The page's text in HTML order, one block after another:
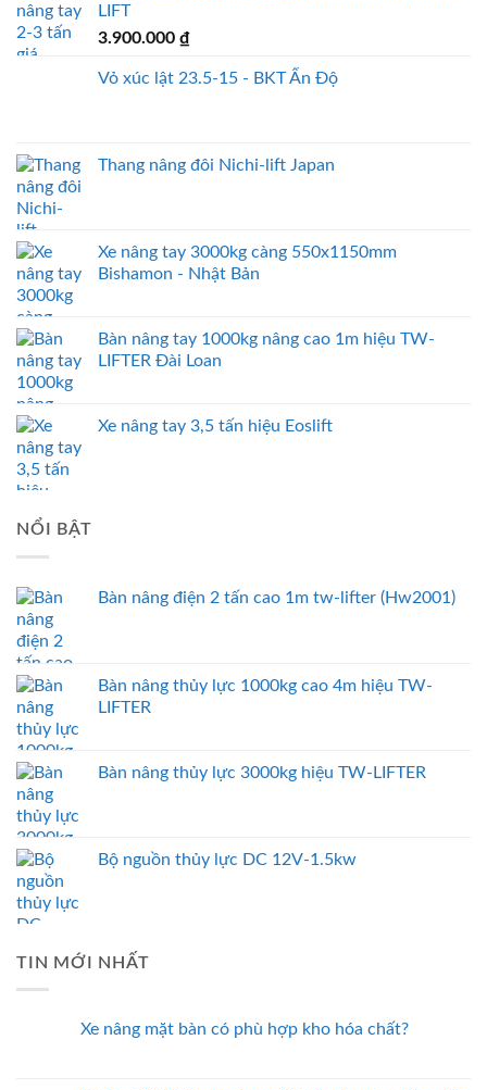
LIFT
3.900.000 ₫
Vỏ xúc lật 23.5-15 - BKT Ấn Độ
Thang nâng đôi Nichi-lift Japan
Xe nâng tay 3000kg càng 550x1150mm
Bishamon - Nhật Bản
Bàn nâng tay 1000kg nâng cao 1m hiệu TW-
LIFTER Đài Loan
Xe nâng tay 3,5 tấn hiệu Eoslift
NỔI BẬT
Bàn nâng điện 2 tấn cao 1m tw-lifter (Hw2001)
Bàn nâng thủy lực 1000kg cao 4m hiệu TW-
LIFTER
Bàn nâng thủy lực 3000kg hiệu TW-LIFTER
Bộ nguồn thủy lực DC 12V-1.5kw
TIN MỚI NHẤT
Xe nâng mặt bàn có phù hợp kho hóa chất?